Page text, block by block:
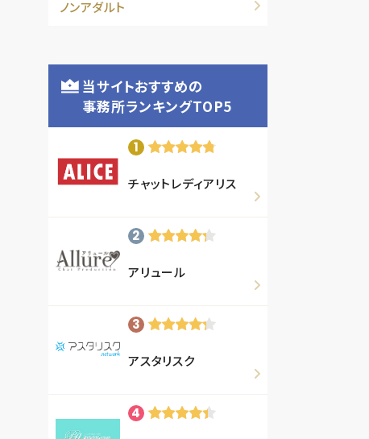
ノンアダルト
当サイトおすすめの
事務所ランキングTOP5
チャットレディアリス
アリュール
アスタリスク